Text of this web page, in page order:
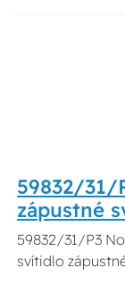
59832/31/
zápustné
59832/31/P3
svítidlo